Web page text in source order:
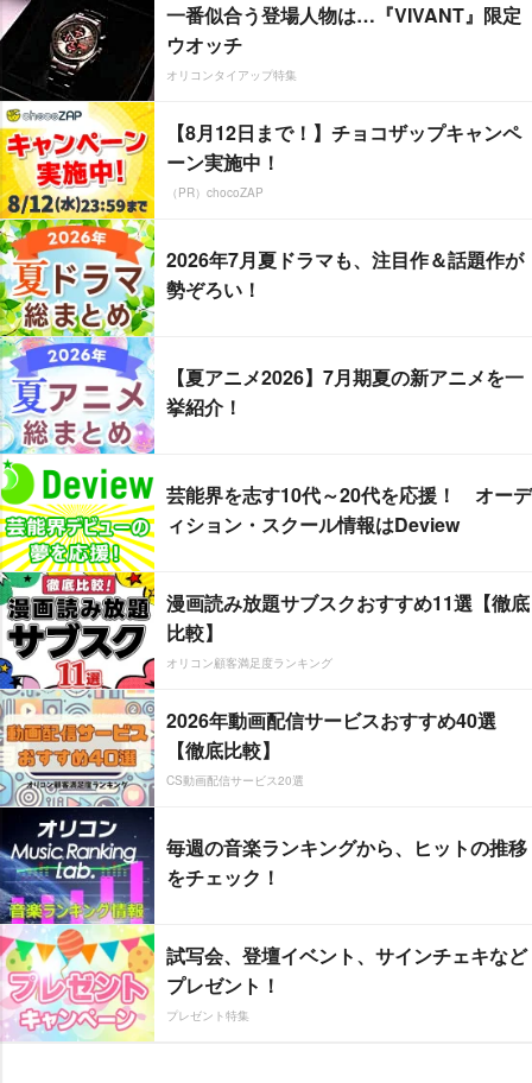
一番似合う登場人物は…『VIVANT』限定
ウオッチ
オリコンタイアップ特集
【8月12日まで！】チョコザップキャンペ
ーン実施中！
（PR）chocoZAP
2026年7月夏ドラマも、注目作＆話題作が
勢ぞろい！
【夏アニメ2026】7月期夏の新アニメを一
挙紹介！
芸能界を志す10代～20代を応援！ オーデ
ィション・スクール情報はDeview
漫画読み放題サブスクおすすめ11選【徹底
比較】
オリコン顧客満足度ランキング
2026年動画配信サービスおすすめ40選
【徹底比較】
CS動画配信サービス20選
毎週の音楽ランキングから、ヒットの推移
をチェック！
試写会、登壇イベント、サインチェキなど
プレゼント！
プレゼント特集